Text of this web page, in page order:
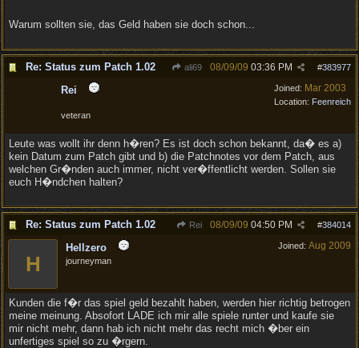
Warum sollten sie, das Geld haben sie doch schon...
Re: Status zum Patch 1.02 ali69 #383977
08/09/09 03:36 PM
Joined: Mar 2003
Location: Feenreich
Rei
veteran
Leute was wollt ihr denn h�ren? Es ist doch schon bekannt, da� es a)
kein Datum zum Patch gibt und b) die Patchnotes vor dem Patch, aus
welchen Gr�nden auch immer, nicht ver�ffentlicht werden. Sollen sie
euch H�ndchen halten?
Re: Status zum Patch 1.02 Rei #384014
08/09/09 04:50 PM
Joined: Aug 2009
H
Hellzero
journeyman
Kunden die f�r das spiel geld bezahlt haben, werden hier richtig betrogen
meine meinung. Absofort LADE ich mir alle spiele runter und kaufe sie
mir nicht mehr, dann hab ich nicht mehr das recht mich �ber ein
unfertiges spiel so zu �rgern.